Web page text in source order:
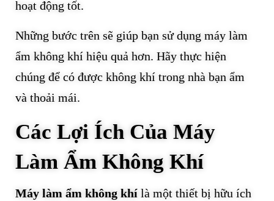
hoạt động tốt.
Những bước trên sẽ giúp bạn sử dụng máy làm
ẩm không khí hiệu quả hơn. Hãy thực hiện
chúng để có được không khí trong nhà bạn ẩm
và thoải mái.
Các Lợi Ích Của Máy
Làm Ẩm Không Khí
Máy làm ẩm không khí là một thiết bị hữu ích